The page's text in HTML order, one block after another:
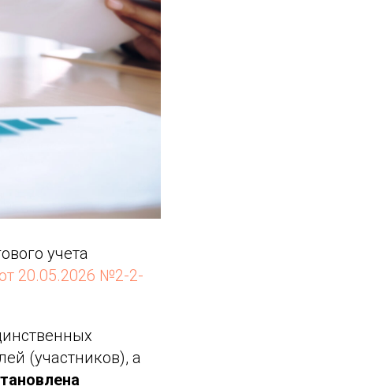
учета
20.05.2026 №2-2-
(участников), а